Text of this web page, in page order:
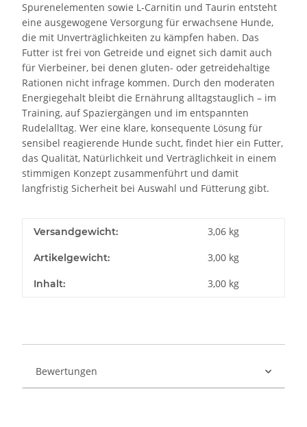
Spurenelementen sowie L-Carnitin und Taurin entsteht
eine ausgewogene Versorgung für erwachsene Hunde,
die mit Unverträglichkeiten zu kämpfen haben. Das
Futter ist frei von Getreide und eignet sich damit auch
für Vierbeiner, bei denen gluten- oder getreidehaltige
Rationen nicht infrage kommen. Durch den moderaten
Energiegehalt bleibt die Ernährung alltagstauglich – im
Training, auf Spaziergängen und im entspannten
Rudelalltag. Wer eine klare, konsequente Lösung für
sensibel reagierende Hunde sucht, findet hier ein Futter,
das Qualität, Natürlichkeit und Verträglichkeit in einem
stimmigen Konzept zusammenführt und damit
langfristig Sicherheit bei Auswahl und Fütterung gibt.
Versandgewicht: 3,06 kg
Artikelgewicht: 3,00 kg
Inhalt: 3,00 kg
Bewertungen